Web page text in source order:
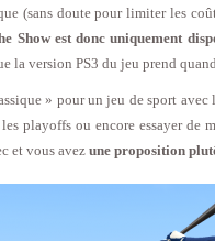
(sans doute pour limiter les
Show est donc uniquement
version PS3 du jeu prend
» pour un jeu de sport
playoffs ou encore essayer de
et vous avez une proposition